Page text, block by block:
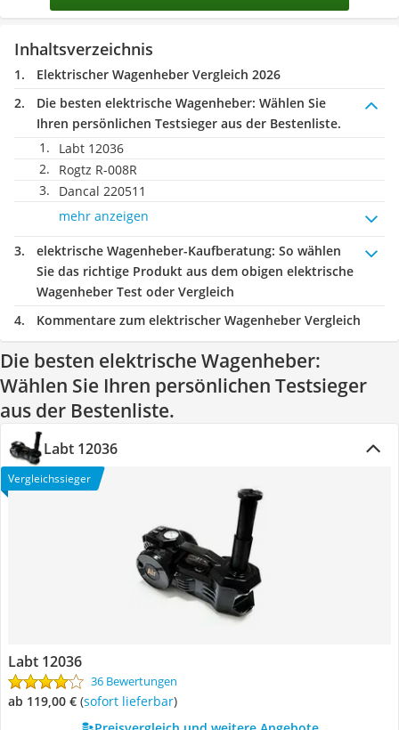
Inhaltsverzeichnis
Elektrischer Wagenheber Vergleich 2026
Die besten elektrische Wagenheber: Wählen Sie
Ihren persönlichen Testsieger aus der Bestenliste.
Labt 12036
Rogtz ‎R-008R
Dancal 220511
mehr anzeigen
elektrische Wagenheber-Kaufberatung: So wählen
Sie das richtige Produkt aus dem obigen elektrische
Wagenheber Test oder Vergleich
Kommentare zum elektrischer Wagenheber Vergleich
Die besten elektrische Wagenheber:
Wählen Sie Ihren persönlichen Testsieger
aus der Bestenliste.
Labt 12036
Vergleichssieger
Labt 12036
36 Bewertungen
ab 119,00 € ( Sofort lieferbar)